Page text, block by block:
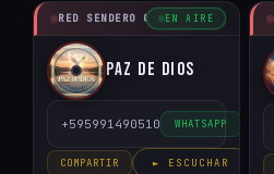
RED SENDERO CRISTIANO
EN AIRE
Paz de Dios
+595991490510 WHATSAPP
COMPARTIR ► ESCUCHAR